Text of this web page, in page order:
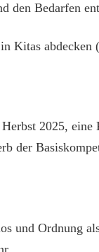
den Bedarfen
Kitas abdecken
2025,
der
und Ordnung